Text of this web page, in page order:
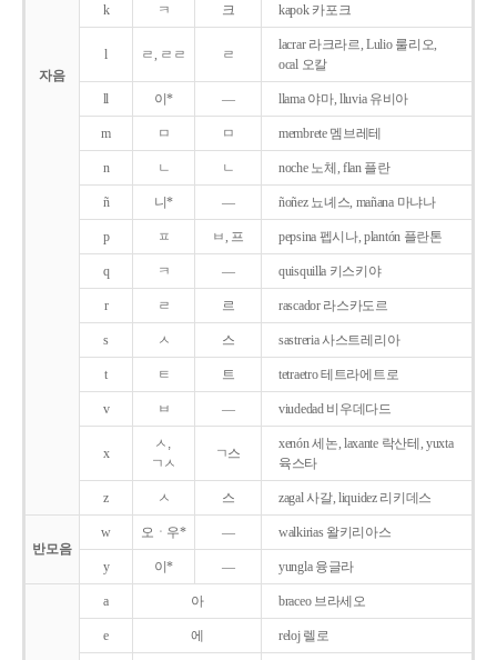
자음
k ㅋ 크 kapok 카포크
l ㄹ, ㄹㄹ ㄹ
lacrar 라크라르, Lulio 룰리오,
ocal 오칼
ll 이* ― llama 야마, lluvia 유비아
m ㅁ ㅁ membrete 멤브레테
n ㄴ ㄴ noche 노체, flan 플란
ñ 니* ― ñoñez 뇨녜스, mañana 마냐나
p ㅍ ㅂ, 프 pepsina 펩시나, plantón 플란톤
q ㅋ ― quisquilla 키스키야
r ㄹ 르 rascador 라스카도르
s ㅅ 스 sastreria 사스트레리아
t ㅌ 트 tetraetro 테트라에트로
v ㅂ ― viudedad 비우데다드
x
ㅅ,
ㄱㅅ
ㄱ스
xenón 세논, laxante 락산테, yuxta
육스타
z ㅅ 스 zagal 사갈, liquidez 리키데스
반모음
w 오ㆍ우* ― walkirias 왈키리아스
y 이* ― yungla 융글라
a 아 braceo 브라세오
e 에 reloj 렐로